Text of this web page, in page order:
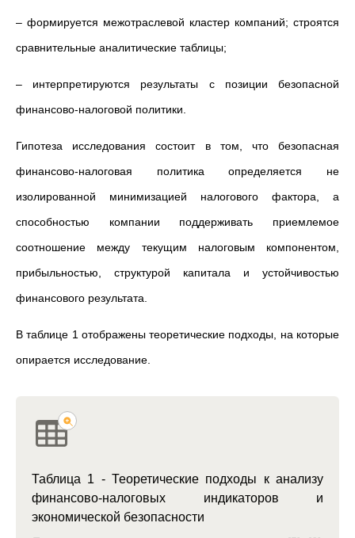
– формируется межотраслевой кластер компаний; строятся
сравнительные аналитические таблицы;
– интерпретируются результаты с позиции безопасной
финансово-налоговой политики.
Гипотеза исследования состоит в том, что безопасная
финансово-налоговая политика определяется не
изолированной минимизацией налогового фактора, а
способностью компании поддерживать приемлемое
соотношение между текущим налоговым компонентом,
прибыльностью, структурой капитала и устойчивостью
финансового результата.
В таблице 1 отображены теоретические подходы, на которые
опирается исследование.
Таблица 1 - Теоретические подходы к анализу
финансово-налоговых индикаторов и
экономической безопасности